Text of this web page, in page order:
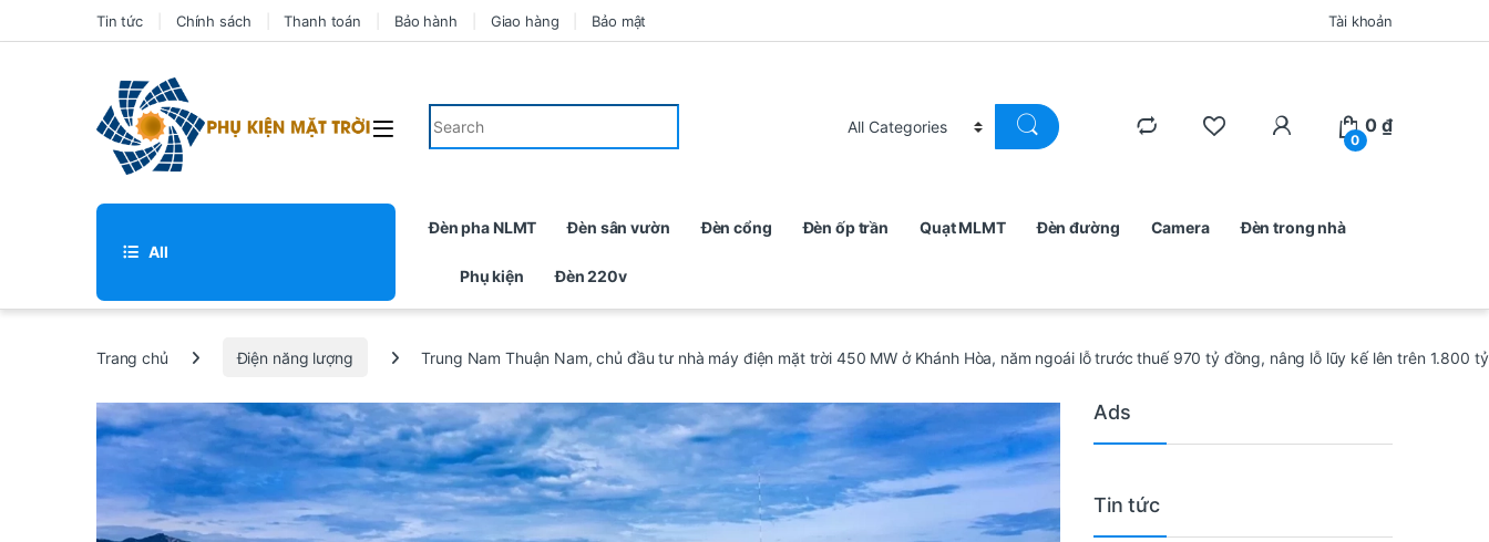
Tin tức Chính sách Thanh toán Bảo hành Giao hàng Bảo mật Tài khoản
0
0₫
All
Đèn pha NLMT Đèn sân vườn Đèn cổng Đèn ốp trần Quạt MLMT Đèn đường Camera Đèn trong nhà
Phụ kiện Đèn 220v
Trang chủ Điện năng lượng Trung Nam Thuận Nam, chủ đầu tư nhà máy điện mặt trời 450 MW ở Khánh Hòa, năm ngoái lỗ trước thuế 970 tỷ đồng, nâng lỗ lũy kế lên trên 1.800
Ads
Tin tức